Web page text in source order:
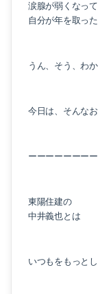
涙腺が弱くなっ
自分が年を取っ
うん、そう、わ
今日は、そんな
ーーーーーーー
東陽住建の
中井義也とは
いつもをもっと